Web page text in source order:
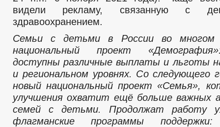
видели рекламу, связанную с
здравоохранением.
Семьи с детьми в России во многом
национальный проект
доступны различные выплаты и льготы
и региональном уровнях. Со следующего
новый национальный проект «Семья»,
улучшения охватит ещё больше важных
семей с детьми. Продолжат работу
флагманские программы поддержки: